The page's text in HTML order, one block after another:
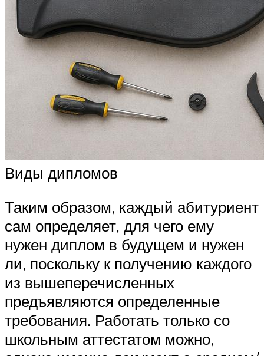
Виды дипломов
Таким образом, каждый абитуриент
сам определяет, для чего ему
нужен диплом в будущем и нужен
ли, поскольку к получению каждого
из вышеперечисленных
предъявляются определенные
требования. Работать только со
школьным аттестатом можно,